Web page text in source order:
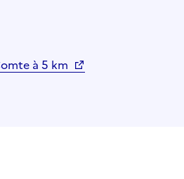
à 5 km